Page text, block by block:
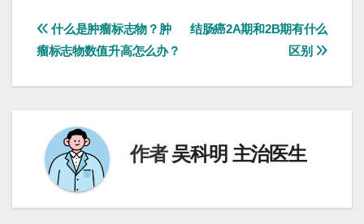
文
章
航
结肠癌2A期和2B期有什么
区别
什么是肿瘤标志物？肿
瘤标志物数值升高怎么办？
作者吴科明 主治医生